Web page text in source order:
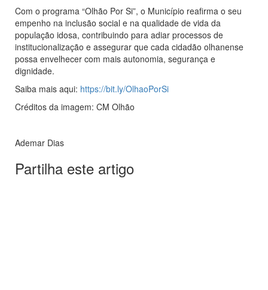
Com o programa “Olhão Por Si”, o Município reafirma o seu
empenho na inclusão social e na qualidade de vida da
população idosa, contribuindo para adiar processos de
institucionalização e assegurar que cada cidadão olhanense
possa envelhecer com mais autonomia, segurança e
dignidade.
Saiba mais aqui: https://bit.ly/OlhaoPorSi
Créditos da imagem: CM Olhão
Ademar Dias
Partilha este artigo